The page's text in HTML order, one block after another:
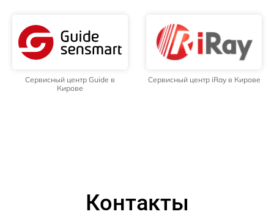
Сервисный центр Guide в
Кирове
Сервисный центр iRay в Кирове
Контакты